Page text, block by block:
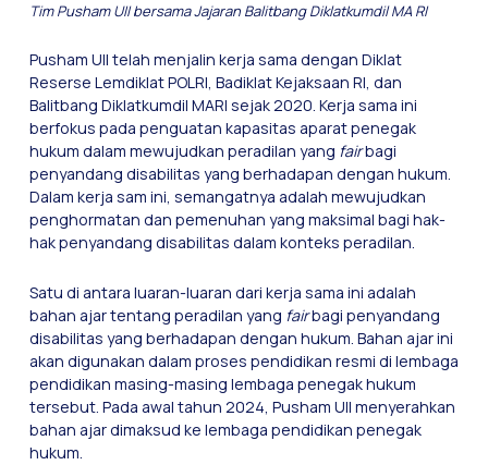
Tim Pusham UII bersama Jajaran Balitbang Diklatkumdil MA RI
Pusham UII telah menjalin kerja sama dengan Diklat
Reserse Lemdiklat POLRI, Badiklat Kejaksaan RI, dan
Balitbang Diklatkumdil MARI sejak 2020. Kerja sama ini
berfokus pada penguatan kapasitas aparat penegak
hukum dalam mewujudkan peradilan yang fairbagi
penyandang disabilitas yang berhadapan dengan hukum.
Dalam kerja sam ini, semangatnya adalah mewujudkan
penghormatan dan pemenuhan yang maksimal bagi hak-
hak penyandang disabilitas dalam konteks peradilan.
Satu di antara luaran-luaran dari kerja sama ini adalah
bahan ajar tentang peradilan yang fairbagi penyandang
disabilitas yang berhadapan dengan hukum. Bahan ajar ini
akan digunakan dalam proses pendidikan resmi di lembaga
pendidikan masing-masing lembaga penegak hukum
tersebut. Pada awal tahun 2024, Pusham UII menyerahkan
bahan ajar dimaksud ke lembaga pendidikan penegak
hukum.